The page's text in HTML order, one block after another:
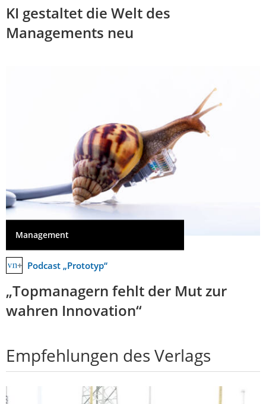
KI gestaltet die Welt des
Managements neu
Management
Podcast „Prototyp“
„Topmanagern fehlt der Mut zur
wahren Innovation“
Empfehlungen des Verlags